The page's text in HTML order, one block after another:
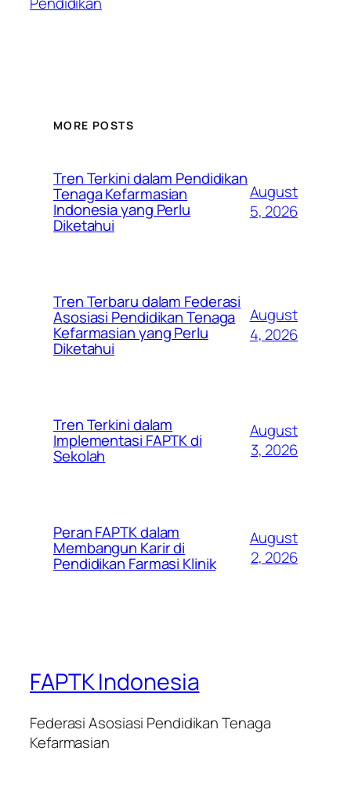
MORE POSTS
Tren Terkini dalam Pendidikan
Tenaga Kefarmasian
Indonesia yang Perlu
Diketahui
August
5, 2026
Tren Terbaru dalam Federasi
Asosiasi Pendidikan Tenaga
Kefarmasian yang Perlu
Diketahui
August
4, 2026
Tren Terkini dalam
Implementasi FAPTK di
Sekolah
August
3, 2026
Peran FAPTK dalam
Membangun Karir di
Pendidikan Farmasi Klinik
August
2, 2026
FAPTK Indonesia
Federasi Asosiasi Pendidikan Tenaga
Kefarmasian